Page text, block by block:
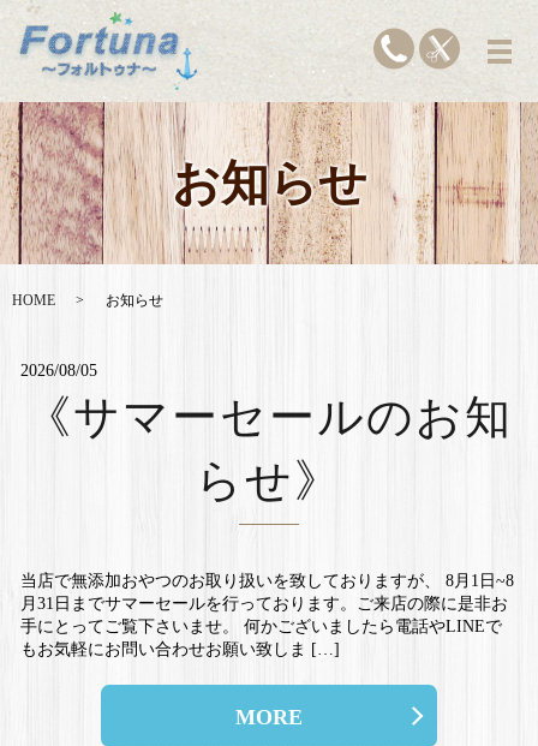
お知らせ
HOME お知らせ
2026/08/05
《サマーセールのお知
らせ》
当店で無添加おやつのお取り扱いを致しておりますが、 8月1日~8
月31日までサマーセールを行っております。ご来店の際に是非お
手にとってご覧下さいませ。 何かございましたら電話やLINEで
もお気軽にお問い合わせお願い致しま […]
MORE